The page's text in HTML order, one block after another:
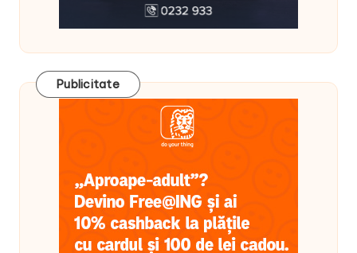
Publicitate